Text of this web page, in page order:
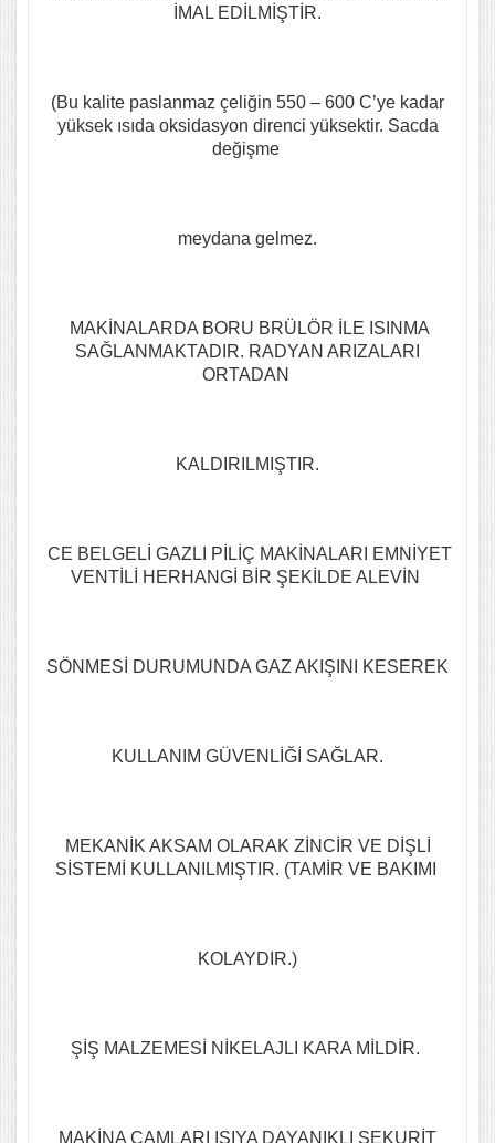
İMAL EDİLMİŞTİR.
(Bu kalite paslanmaz çeliğin 550 – 600 C’ye kadar
yüksek ısıda oksidasyon direnci yüksektir. Sacda
değişme
meydana gelmez.
MAKİNALARDA BORU BRÜLÖR İLE ISINMA
SAĞLANMAKTADIR. RADYAN ARIZALARI
ORTADAN
KALDIRILMIŞTIR.
CE BELGELİ GAZLI PİLİÇ MAKİNALARI EMNİYET
VENTİLİ HERHANGİ BİR ŞEKİLDE ALEVİN
SÖNMESİ DURUMUNDA GAZ AKIŞINI KESEREK
KULLANIM GÜVENLİĞİ SAĞLAR.
MEKANİK AKSAM OLARAK ZİNCİR VE DİŞLİ
SİSTEMİ KULLANILMIŞTIR. (TAMİR VE BAKIMI
KOLAYDIR.)
ŞİŞ MALZEMESİ NİKELAJLI KARA MİLDİR.
MAKİNA CAMLARI ISIYA DAYANIKLI SEKURİT